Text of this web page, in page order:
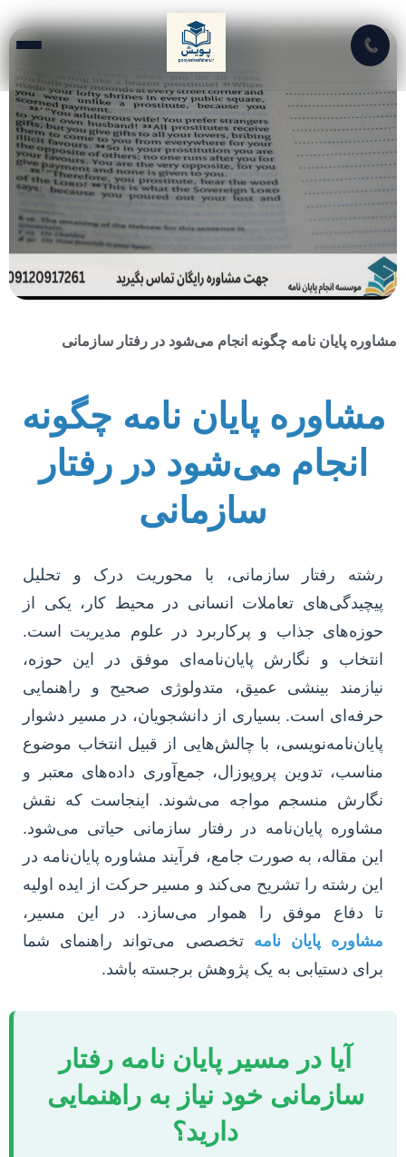
📞
مشاوره پایان نامه چگونه انجام می‌شود در رفتار سازمانی
مشاوره پایان نامه چگونه
انجام می‌شود در رفتار
سازمانی
رشته رفتار سازمانی، با محوریت درک و تحلیل
پیچیدگی‌های تعاملات انسانی در محیط کار، یکی از
حوزه‌های جذاب و پرکاربرد در علوم مدیریت است.
انتخاب و نگارش پایان‌نامه‌ای موفق در این حوزه،
نیازمند بینشی عمیق، متدولوژی صحیح و راهنمایی
حرفه‌ای است. بسیاری از دانشجویان، در مسیر دشوار
پایان‌نامه‌نویسی، با چالش‌هایی از قبیل انتخاب موضوع
مناسب، تدوین پروپوزال، جمع‌آوری داده‌های معتبر و
نگارش منسجم مواجه می‌شوند. اینجاست که نقش
مشاوره پایان‌نامه در رفتار سازمانی حیاتی می‌شود.
این مقاله، به صورت جامع، فرآیند مشاوره پایان‌نامه در
این رشته را تشریح می‌کند و مسیر حرکت از ایده اولیه
تا دفاع موفق را هموار می‌سازد. در این مسیر،
مشاوره پایان نامه تخصصی می‌تواند راهنمای شما
برای دستیابی به یک پژوهش برجسته باشد.
آیا در مسیر پایان نامه رفتار
سازمانی خود نیاز به راهنمایی
دارید؟